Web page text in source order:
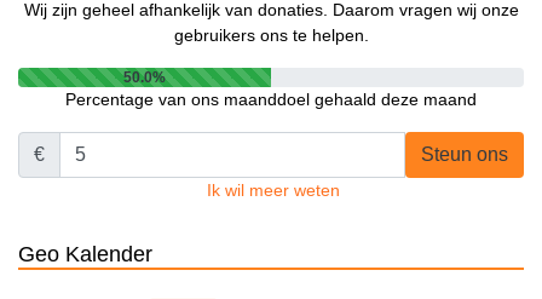
Wij zijn geheel afhankelijk van donaties. Daarom vragen wij onze
gebruikers ons te helpen.
50.0%
Percentage van ons maanddoel gehaald deze maand
€ Steun ons
Ik wil meer weten
Geo Kalender